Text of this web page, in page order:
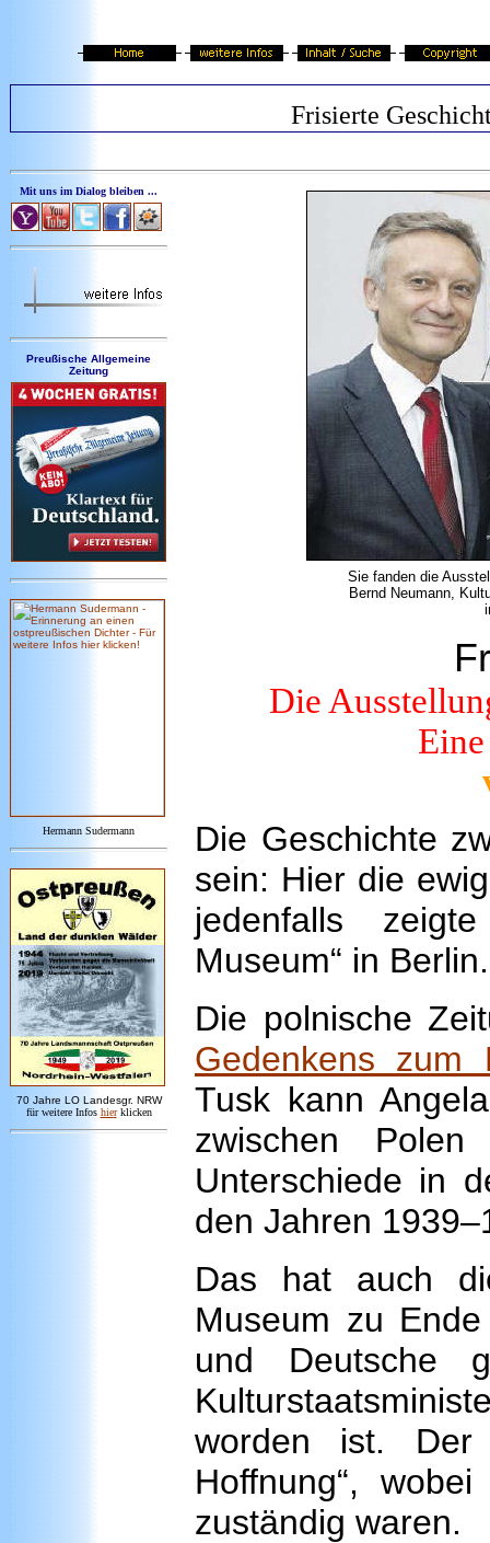
Frisierte
Mit uns im Dialog bleiben ...
Preußische Allgemeine
Zeitung
Hermann Sudermann
70 Jahre LO Landesgr. NRW
für weitere Infos hier klicken
Sie fanden die
Bernd Neumann,
Die
Die Geschichte
sein: Hier die
jedenfalls
Museum“ in Berlin.
Die polnische
Gedenkens zum
Tusk kann
zwischen
Unterschiede in
den Jahren
Das hat auch
Museum zu
und Deutsche
worden ist. Der
Hoffnung“,
zuständig waren.